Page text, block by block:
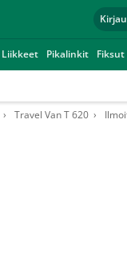
Liikkeet Pikalinkit
Travel Van T 620